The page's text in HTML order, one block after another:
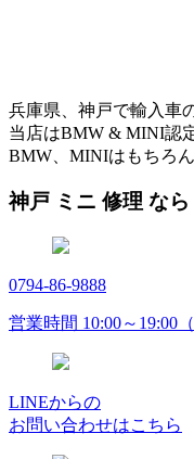
兵庫県、神戸で輸入車
当店はBMW & MINI認
BMW、MINIはもちろ
神戸 ミニ 修理 な
0794-86-9888
営業時間 10:00～19:00
LINEからの
お問い合わせはこちら